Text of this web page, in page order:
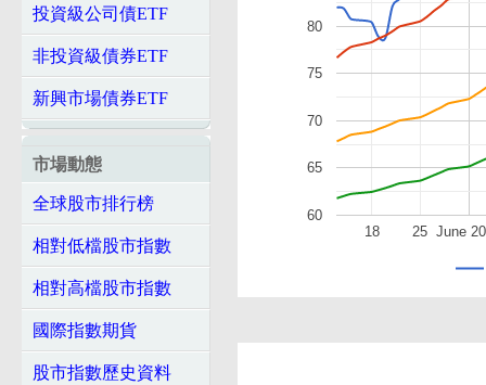
投資級公司債ETF
非投資級債券ETF
新興市場債券ETF
市場動態
全球股市排行榜
相對低檔股市指數
相對高檔股市指數
國際指數期貨
股市指數歷史資料
June
18 25
60
65
70
75
80